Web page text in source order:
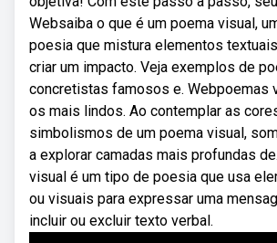
Websaiba o que é um poema visual,
poesia que mistura elementos
criar um impacto. Veja exemplos de
concretistas famosos e. Webpoemas
os mais lindos. Ao contemplar as
simbolismos de um poema visual,
a explorar camadas mais profundas
visual é um tipo de poesia que usa
ou visuais para expressar uma
incluir ou excluir texto verbal.